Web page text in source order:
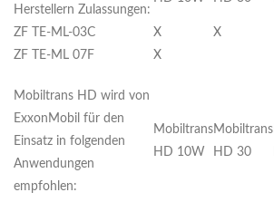
Herstellern Zulassungen:
ZF TE-ML-03C X
X
ZF TE-ML 07F
X
Mobiltrans HD wird von
ExxonMobil für den
Einsatz in folgenden
Anwendungen
empfohlen:
Mobiltrans
HD 10W
Mobiltrans
HD 30